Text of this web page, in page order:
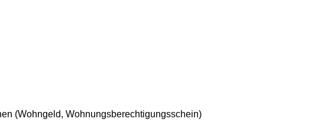
(Wohngeld, Wohnungsberechtigungsschein)